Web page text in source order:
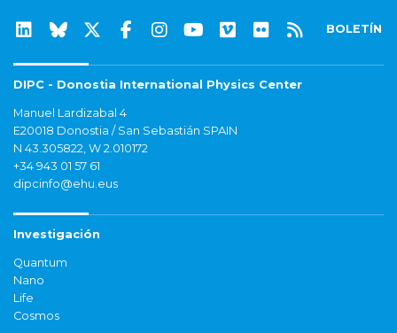
BOLETÍN
DIPC - Donostia International Physics Center
Manuel Lardizabal 4
E20018 Donostia / San Sebastián SPAIN
N 43.305822, W 2.010172
+34 943 01 57 61
dipcinfo@ehu.eus
Investigación
Quantum
Nano
Life
Cosmos